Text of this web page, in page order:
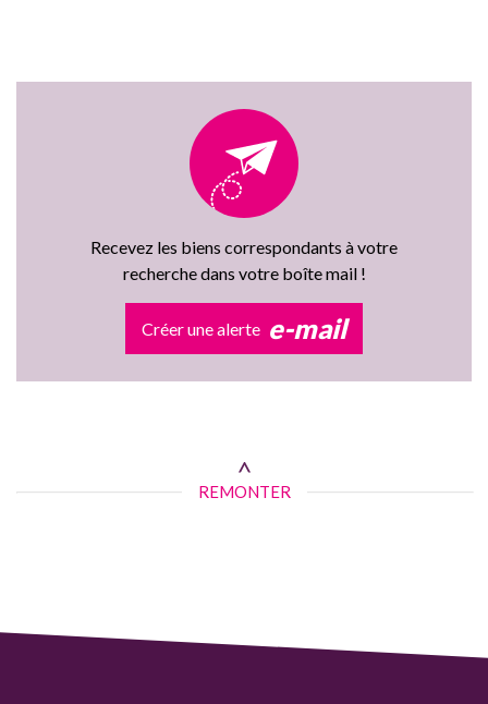
Recevez les biens correspondants à votre
recherche dans votre boîte mail !
Créer une alerte e-mail
REMONTER